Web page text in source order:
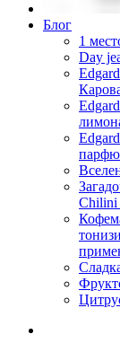
Блог
1
Day
Chilini